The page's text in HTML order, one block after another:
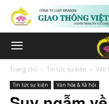
Trang chủ Tin tức sự kiện Văn
Tin tức sự kiện Văn hóa & Xã hội